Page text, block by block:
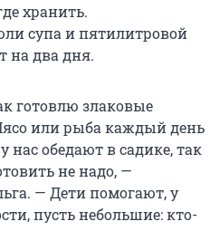
хранить.
супа и пятилитровой
на два дня.
готовлю злаковые
или рыба каждый день
нас обедают в садике, так
не надо, —
— Дети помогают, у
пусть небольшие: кто-